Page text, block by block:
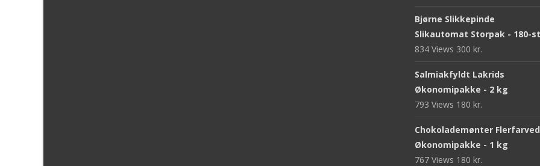
Bjørne Slikkepinde
Slikautomat Storpak - 180-
834 Views 300 kr.
Salmiakfyldt Lakrids
Økonomipakke - 2 kg
793 Views 180 kr.
Chokolademønter
Økonomipakke - 1 kg
767 Views 180 kr.